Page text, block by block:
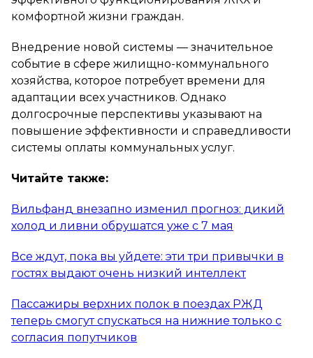
комфортной жизни граждан.
Внедрение новой системы — значительное
событие в сфере жилищно-коммунального
хозяйства, которое потребует времени для
адаптации всех участников. Однако
долгосрочные перспективы указывают на
повышение эффективности и справедливости
системы оплаты коммунальных услуг.
Читайте также:
Вильфанд внезапно изменил прогноз: дикий
холод и ливни обрушатся уже с 7 мая
Все ждут, пока вы уйдете: эти три привычки в
гостях выдают очень низкий интеллект
Пассажиры верхних полок в поездах РЖД
теперь смогут спускаться на нижние только с
согласия попутчиков